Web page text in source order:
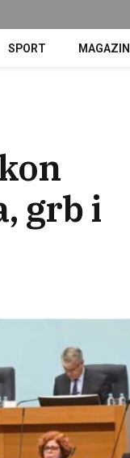
SPORT MAGAZIN
grb i